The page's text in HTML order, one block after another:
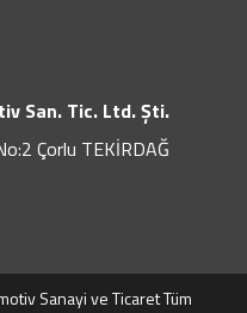
San. Tic. Ltd. Şti.
Çorlu TEKİRDAĞ
Sanayi ve Ticaret Tüm